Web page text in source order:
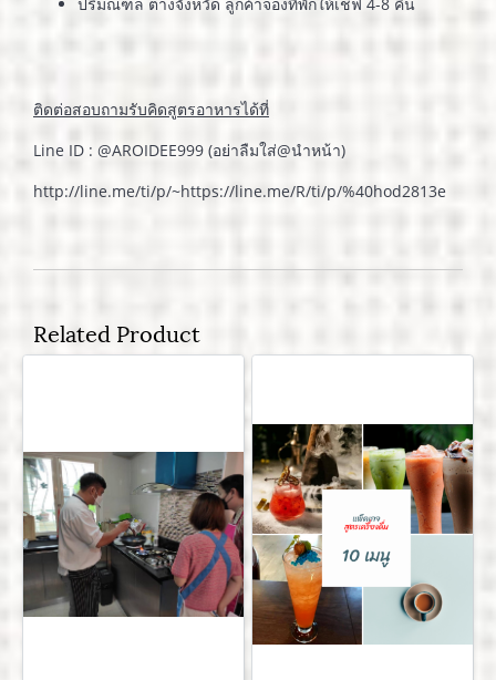
ติดต่อสอบถามรับคิดสูตรอาหารได้ที่
Line ID : @AROIDEE999 (อย่าลืมใส่@นำหน้า)
http://line.me/ti/p/~https://line.me/R/ti/p/%40hod2813e
Related Product